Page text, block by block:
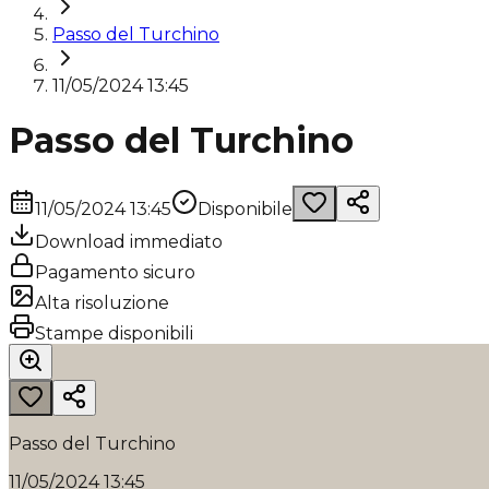
Passo del Turchino
11/05/2024 13:45
Passo del Turchino
11/05/2024 13:45
Disponibile
Download immediato
Pagamento sicuro
Alta risoluzione
Stampe disponibili
Passo del Turchino
11/05/2024 13:45